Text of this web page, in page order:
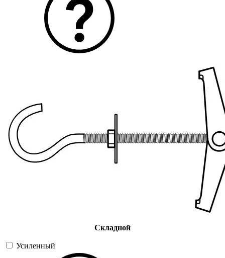
Складной
Усиленный